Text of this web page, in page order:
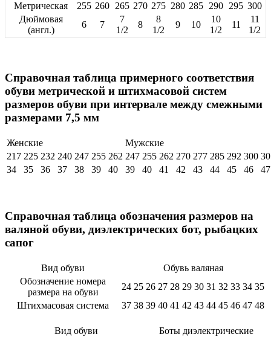
Метрическая
255 260 265 270 275 280 285 290 295 300
Дюймовая
(англ.)
6 7
7
1/2
8
8
1/2
9 10
10
1/2
11
11
1/2
Справочная таблица примерного соответствия
обуви метрической и штихмасовой систем
размеров обуви при интервале между смежными
размерами 7,5 мм
Женские
Мужские
217 225 232 240 247 255 262 247 255 262 270 277 285 292 300
34
35 36 37 38 39 40 39 40 41 42 43 44 45 46 47
Справочная таблица обозначения размеров на
валяной обуви, диэлектрических бот, рыбацких
сапог
Вид обуви
Обувь валяная
Обозначение номера
размера на обуви
24 25 26 27 28 29 30 31 32 33 34 35
Штихмасовая система
37 38 39 40 41 42 43 44 45 46 47 48
Вид обуви
Боты диэлектрические